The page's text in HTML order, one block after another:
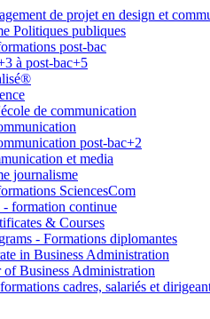
de projet en design et
Politiques publiques
post-bac
à post-bac+5
de communication
post-bac+2
et media
journalisme
SciencesCom
formation continue
& Courses
- Formations diplomantes
in Business Administration
Business Administration
cadres, salariés et